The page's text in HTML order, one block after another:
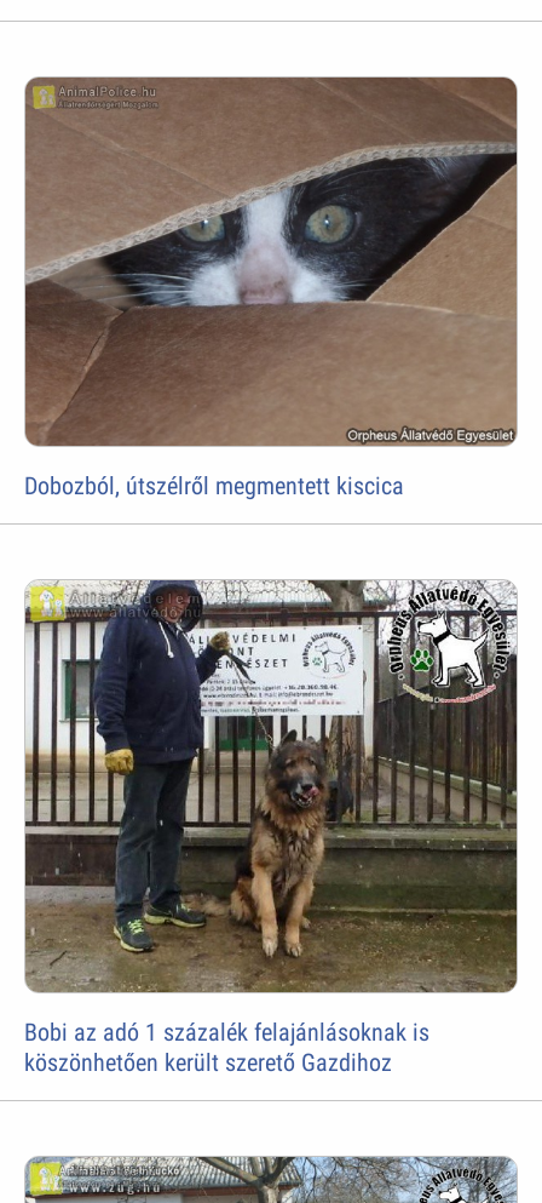
Dobozból, útszélről megmentett kiscica
Bobi az adó 1 százalék felajánlásoknak is
köszönhetően került szerető Gazdihoz